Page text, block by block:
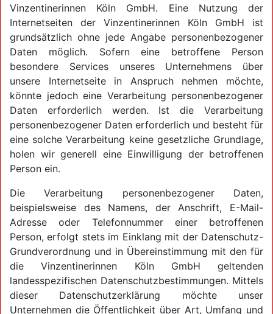
Vinzentinerinnen Köln GmbH. Eine Nutzung der
Internetseiten der Vinzentinerinnen Köln GmbH ist
grundsätzlich ohne jede Angabe personenbezogener
Daten möglich. Sofern eine betroffene Person
besondere Services unseres Unternehmens über
unsere Internetseite in Anspruch nehmen möchte,
könnte jedoch eine Verarbeitung personenbezogener
Daten erforderlich werden. Ist die Verarbeitung
personenbezogener Daten erforderlich und besteht für
eine solche Verarbeitung keine gesetzliche Grundlage,
holen wir generell eine Einwilligung der betroffenen
Person ein.
Die Verarbeitung personenbezogener Daten,
beispielsweise des Namens, der Anschrift, E-Mail-
Adresse oder Telefonnummer einer betroffenen
Person, erfolgt stets im Einklang mit der Datenschutz-
Grundverordnung und in Übereinstimmung mit den für
die Vinzentinerinnen Köln GmbH geltenden
landesspezifischen Datenschutzbestimmungen. Mittels
dieser Datenschutzerklärung möchte unser
Unternehmen die Öffentlichkeit über Art, Umfang und